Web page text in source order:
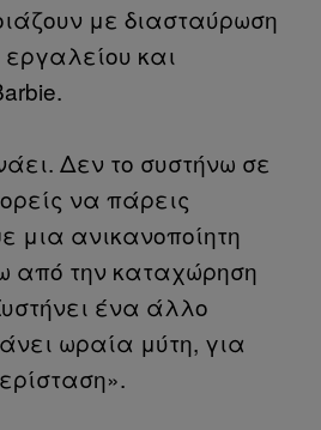
με διασταύρωση
εργαλείου και
Δεν το συστήνω σε
να πάρεις
ανικανοποίητη
από την καταχώρηση
ένα άλλο
ωραία μύτη, για